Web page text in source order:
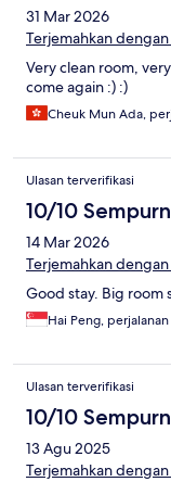
31 Mar 2026
Terjemahkan
Very clean room,
come again :) :)
Cheuk Mun Ada,
Ulasan terverifikasi
10/10
14 Mar 2026
Terjemahkan
Good stay. Big
Hai Peng,
Ulasan terverifikasi
10/10
13 Agu 2025
Terjemahkan